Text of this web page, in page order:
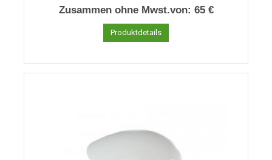
Zusammen ohne Mwst.von: 65 €
Produktdetails